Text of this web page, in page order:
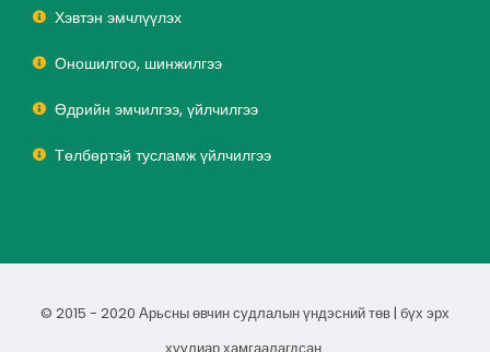
Хэвтэн эмчлүүлэх
Оношилгоо, шинжилгээ
Өдрийн эмчилгээ, үйлчилгээ
Төлбөртэй тусламж үйлчилгээ
© 2015 - 2020 Арьсны өвчин судлалын үндэсний төв | бүх эрх